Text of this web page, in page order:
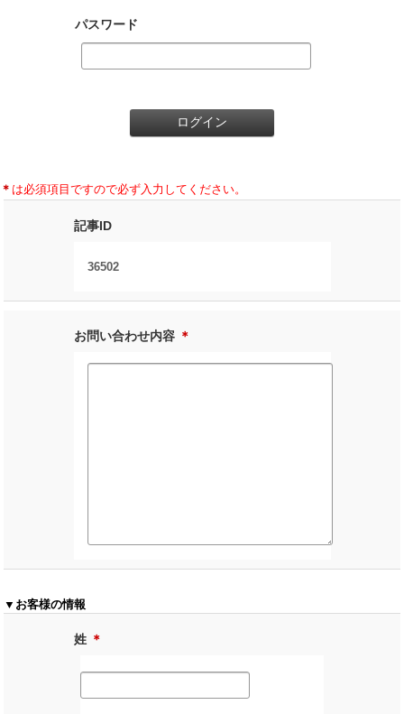
パスワード
＊ は必須項目ですので必ず入力してください。
記事ID
36502
お問い合わせ内容 ＊
▼お客様の情報
姓 ＊